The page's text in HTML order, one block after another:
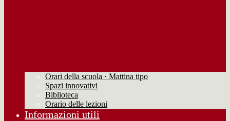
Orari della scuola · Mattina tipo
Spazi innovativi
Biblioteca
Orario delle lezioni
Informazioni utili